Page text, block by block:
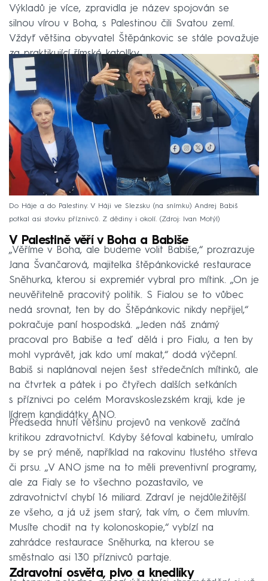
Výkladů je více, zpravidla je název spojován se
silnou vírou v Boha, s Palestinou čili Svatou zemí.
Vždyť většina obyvatel Štěpánkovic se stále považuje
za praktikující římské katolíky.
Do Háje a do Palestiny. V Háji ve Slezsku (na snímku) Andrej Babiš
potkal asi stovku příznivců. Z dědiny i okolí.
Zdroj: Ivan Motýl
V Palestině věří v Boha a Babiše
„Věříme v Boha, ale budeme volit Babiše,“ prozrazuje
Jana Švančarová, majitelka štěpánkovické restaurace
Sněhurka, kterou si expremiér vybral pro mítink. „On je
neuvěřitelně pracovitý politik. S Fialou se to vůbec
nedá srovnat, ten by do Štěpánkovic nikdy nepřijel,“
pokračuje paní hospodská. „Jeden náš známý
pracoval pro Babiše a teď dělá i pro Fialu, a ten by
mohl vyprávět, jak kdo umí makat,“ dodá výčepní.
Babiš si naplánoval nejen šest středečních mítinků, ale
na čtvrtek a pátek i po čtyřech dalších setkáních
s příznivci po celém Moravskoslezském kraji, kde je
lídrem kandidátky ANO.
Předseda hnutí většinu projevů na venkově začíná
kritikou zdravotnictví. Kdyby šéfoval kabinetu, umíralo
by se prý méně, například na rakovinu tlustého střeva
či prsu. „V ANO jsme na to měli preventivní programy,
ale za Fialy se to všechno pozastavilo, ve
zdravotnictví chybí 16 miliard. Zdraví je nejdůležitější
ze všeho, a já už jsem starý, tak vím, o čem mluvím.
Musíte chodit na ty kolonoskopie,“ vybízí na
zahrádce restaurace Sněhurka, na kterou se
směstnalo asi 130 příznivců partaje.
Zdravotní osvěta, pivo a knedlíky